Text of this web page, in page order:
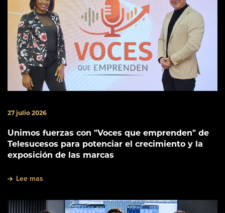
27 julio 2026
Unimos fuerzas con "Voces que emprenden" de
Telesucesos para potenciar el crecimiento y la
exposición de las marcas
Lee mas